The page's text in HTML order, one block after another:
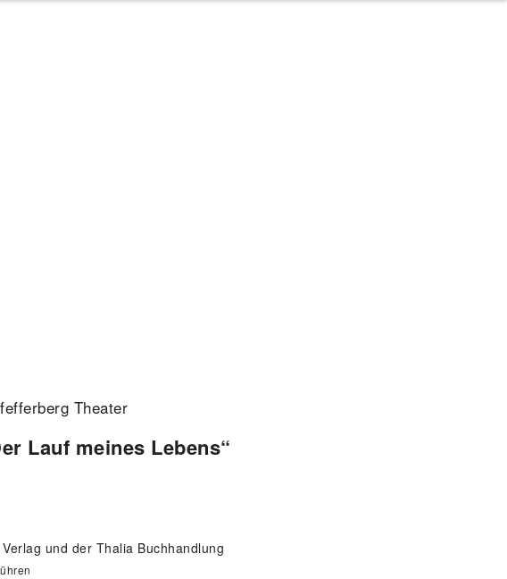
Theater
Lauf meines Lebens“
und der Thalia Buchhandlung